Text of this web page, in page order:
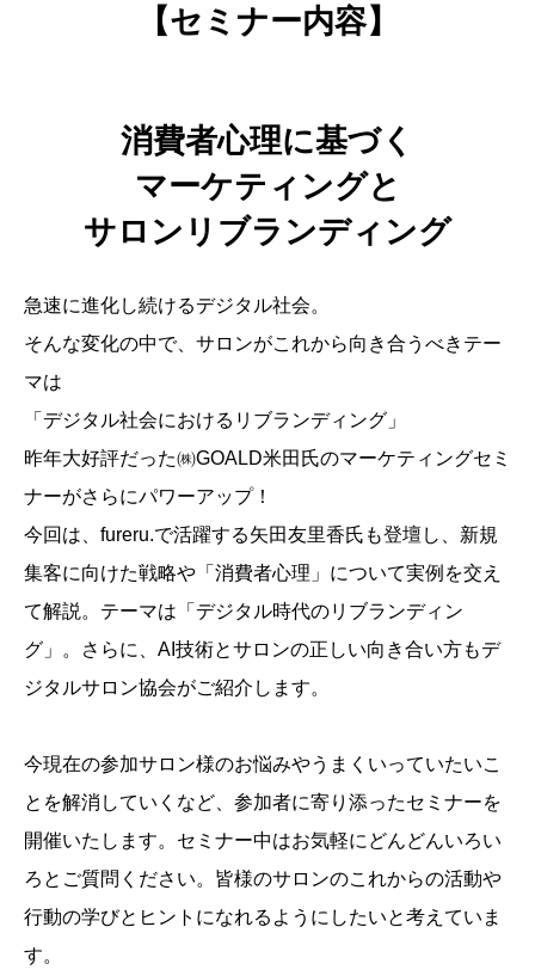
【セミナー内容】
消費者心理に基づく
マーケティングと
サロンリブランディング
急速に進化し続けるデジタル社会。
そんな変化の中で、サロンがこれから向き合うべきテー
マは
「デジタル社会におけるリブランディング」
昨年大好評だった㈱GOALD米田氏のマーケティングセミ
ナーがさらにパワーアップ！
今回は、fureru.で活躍する矢田友里香氏も登壇し、新規
集客に向けた戦略や「消費者心理」について実例を交え
て解説。テーマは「デジタル時代のリブランディン
グ」。さらに、AI技術とサロンの正しい向き合い方もデ
ジタルサロン協会がご紹介します。
今現在の参加サロン様のお悩みやうまくいっていたいこ
とを解消していくなど、参加者に寄り添ったセミナーを
開催いたします。セミナー中はお気軽にどんどんいろい
ろとご質問ください。皆様のサロンのこれからの活動や
行動の学びとヒントになれるようにしたいと考えていま
す。